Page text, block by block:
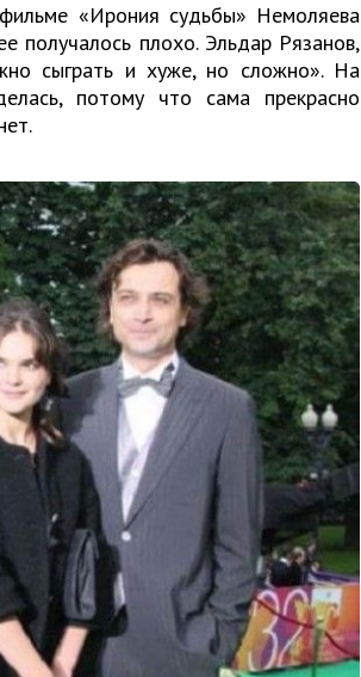
«Ирония судьбы» Немоляева
получалось плохо. Эльдар Рязанов,
сыграть и хуже, но сложно». На
потому что сама прекрасно